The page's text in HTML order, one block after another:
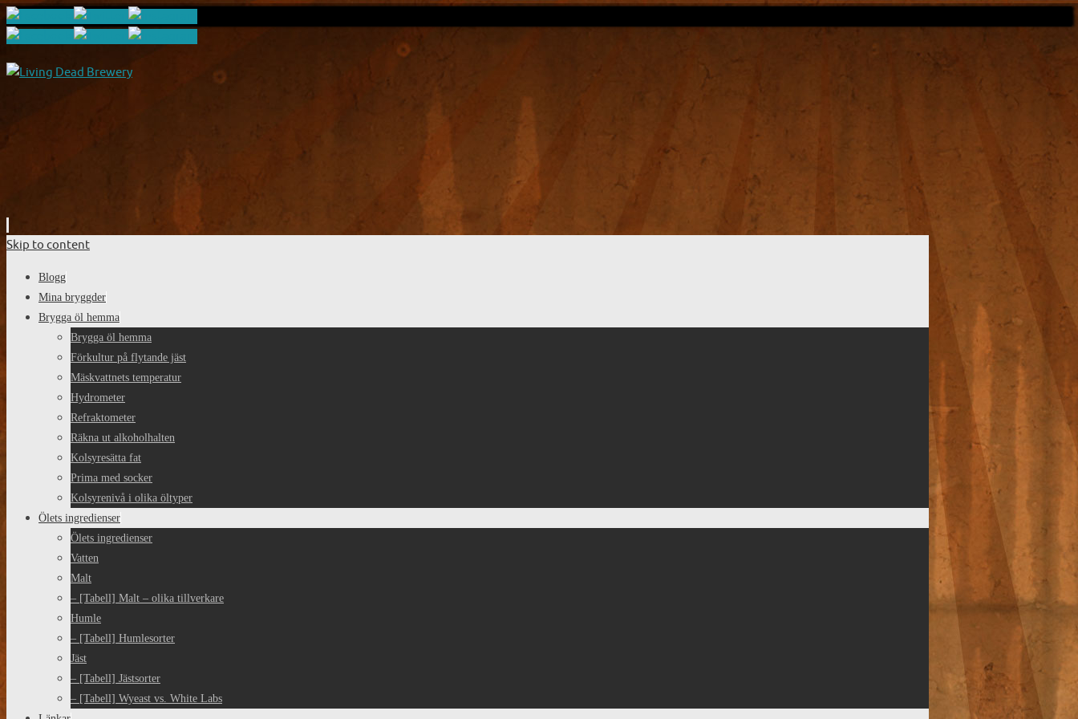
Skip to content
Blogg
Mina bryggder
Brygga öl hemma
Brygga öl hemma
Förkultur på flytande jäst
Mäskvattnets temperatur
Hydrometer
Refraktometer
Räkna ut alkoholhalten
Kolsyresätta fat
Prima med socker
Kolsyrenivå i olika öltyper
Ölets ingredienser
Ölets ingredienser
Vatten
Malt
– [Tabell] Malt – olika tillverkare
Humle
– [Tabell] Humlesorter
Jäst
– [Tabell] Jästsorter
– [Tabell] Wyeast vs. White Labs